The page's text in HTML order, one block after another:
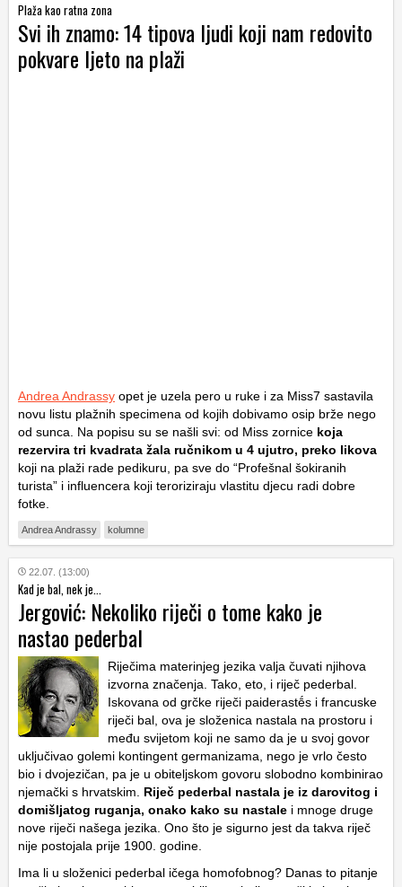
Plaža kao ratna zona
Svi ih znamo: 14 tipova ljudi koji nam redovito
pokvare ljeto na plaži
Andrea Andrassy opet je uzela pero u ruke i za Miss7 sastavila
novu listu plažnih specimena od kojih dobivamo osip brže nego
od sunca. Na popisu su se našli svi: od Miss zornice koja
rezervira tri kvadrata žala ručnikom u 4 ujutro, preko likova
koji na plaži rade pedikuru, pa sve do “Profešnal šokiranih
turista” i influencera koji teroriziraju vlastitu djecu radi dobre
fotke.
Andrea Andrassy kolumne
22.07. (13:00)
Kad je bal, nek je...
Jergović: Nekoliko riječi o tome kako je
nastao pederbal
Riječima materinjeg jezika valja čuvati njihova
izvorna značenja. Tako, eto, i riječ pederbal.
Iskovana od grčke riječi paiderastḗs i francuske
riječi bal, ova je složenica nastala na prostoru i
među svijetom koji ne samo da je u svoj govor
uključivao golemi kontingent germanizama, nego je vrlo često
bio i dvojezičan, pa je u obiteljskom govoru slobodno kombinirao
njemački s hrvatskim. Riječ pederbal nastala je iz darovitog i
domišljatog ruganja, onako kako su nastale i mnoge druge
nove riječi našega jezika. Ono što je sigurno jest da takva riječ
nije postojala prije 1900. godine.
Ima li u složenici pederbal ičega homofobnog? Danas to pitanje